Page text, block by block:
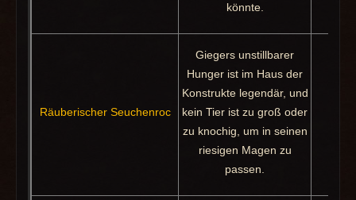
könnte.
Räuberischer Seuchenroc
Giegers unstillbarer
Hunger ist im Haus der
Konstrukte legendär, und
kein Tier ist zu groß oder
zu knochig, um in seinen
riesigen Magen zu
passen.